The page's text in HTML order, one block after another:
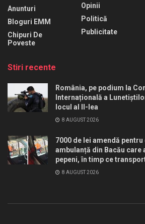
Anunturi
Bloguri EMM
Chipuri De
Poveste
Opinii
Politică
Publicitate
Stiri recente
România, pe podium la
Internațională a
locul al II-lea
8 AUGUST 2026
7000 de lei amendă
ambulanță din Bacău care
pepeni, în timp ce
8 AUGUST 2026